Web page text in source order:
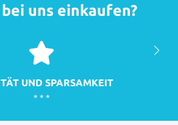
uns einkaufen?
UND SPARSAMKEIT
* * *